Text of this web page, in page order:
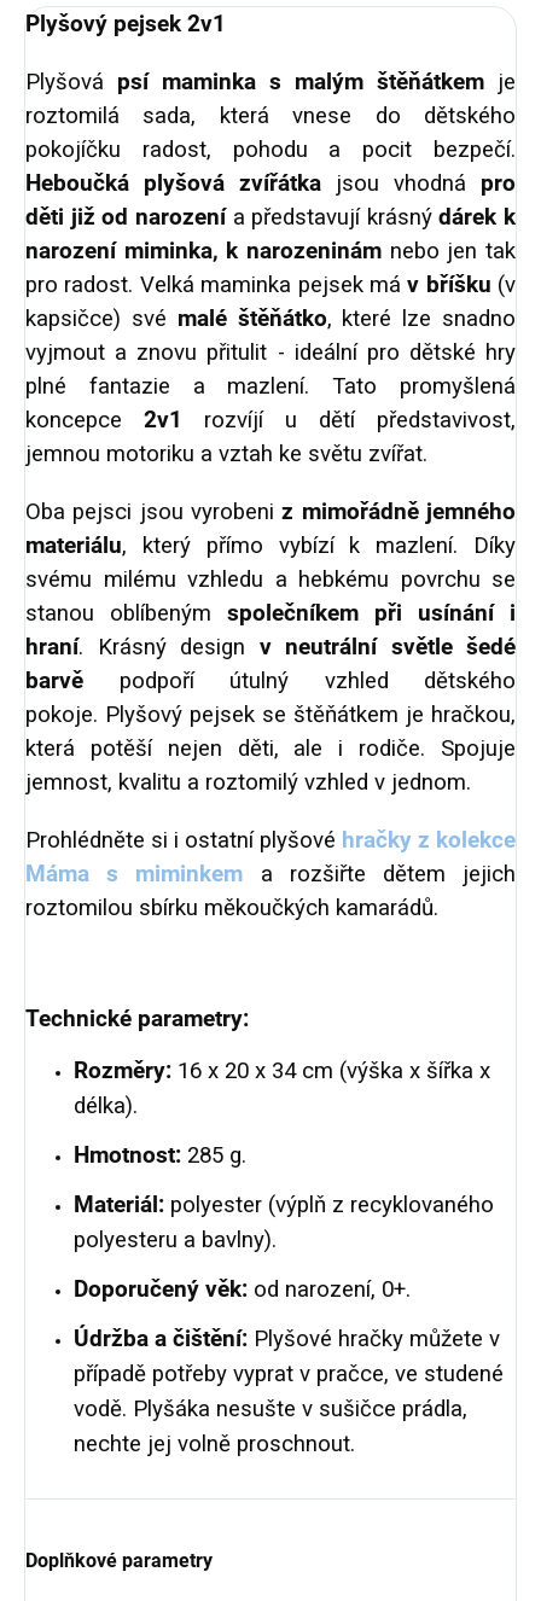
Plyšový pejsek 2v1
Plyšová psí maminka s malým štěňátkem je
roztomilá sada, která vnese do dětského
pokojíčku radost, pohodu a pocit bezpečí.
Heboučká plyšová zvířátka jsou vhodná pro
děti již od narozenía představují krásnýdárek k
narození miminka, k narozeninám nebo jen tak
pro radost. Velká maminka pejsek máv bříšku (v
kapsičce) své malé štěňátko, které lze snadno
vyjmout a znovu přitulit - ideální pro dětské hry
plné fantazie a mazlení.Tato promyšlená
koncepce 2v1
rozvíjí u dětí představivost,
jemnou motoriku a vztah ke světu zvířat.
Oba pejsci jsou vyrobeniz mimořádně jemného
materiálu, který přímo vybízí k mazlení. Díky
svému milému vzhledu a hebkému povrchu se
stanou oblíbeným společníkem při usínání i
hraní. Krásný design v neutrální světle šedé
barvě podpoří útulný vzhled dětského
pokoje. Plyšový pejsek se štěňátkem je hračkou,
která potěší nejen děti, ale i rodiče. Spojuje
jemnost, kvalitu a roztomilý vzhled v jednom.
Prohlédněte si i ostatní plyšové hračky z kolekce
Máma s miminkem a rozšiřte dětem jejich
roztomilou sbírku měkoučkých kamarádů.
Technické parametry:
Rozměry: 16 x 20 x 34 cm (výška x šířka x
délka).
Hmotnost: 285 g.
Materiál: polyester (výplň z recyklovaného
polyesteru a bavlny).
Doporučený věk: od narození, 0+.
Údržba a čištění: Plyšové hračky můžete v
případě potřeby vyprat v pračce, ve studené
vodě. Plyšáka nesušte v sušičce prádla,
nechte jej volně proschnout.
Doplňkové parametry